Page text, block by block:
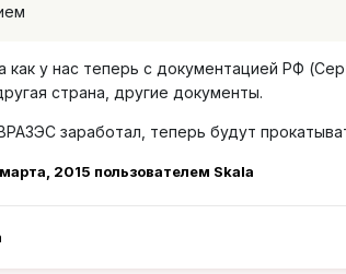
как у нас теперь с документацией РФ
страна, другие документы.
заработал, теперь будут
2015 пользователем Skala